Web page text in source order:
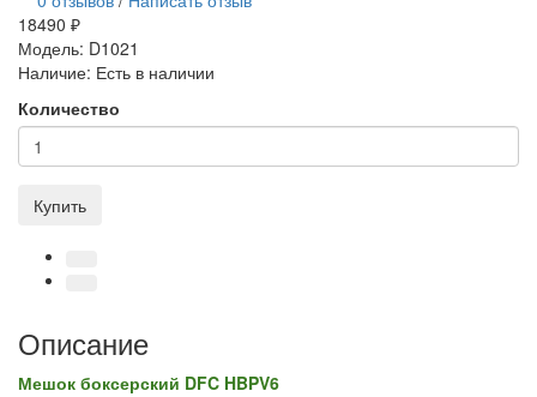
18490 ₽
Модель: D1021
Наличие: Есть в наличии
Количество
Купить
Описание
Мешок боксерский DFC HBPV6